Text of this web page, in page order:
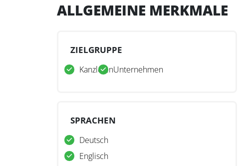
ALLGEMEINE MERKMALE
ZIELGRUPPE
KanzleienUnternehmen
SPRACHEN
Deutsch
Englisch